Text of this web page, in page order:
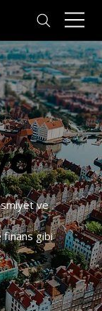
ve
finans gibi